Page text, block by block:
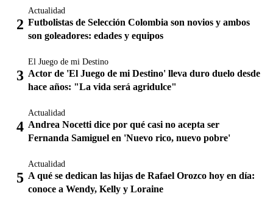
Actualidad
Futbolistas de Selección Colombia son novios y ambos
son goleadores: edades y equipos
El Juego de mi Destino
Actor de 'El Juego de mi Destino' lleva duro duelo desde
hace años: "La vida será agridulce"
Actualidad
Andrea Nocetti dice por qué casi no acepta ser
Fernanda Samiguel en 'Nuevo rico, nuevo pobre'
Actualidad
A qué se dedican las hijas de Rafael Orozco hoy en día:
conoce a Wendy, Kelly y Loraine